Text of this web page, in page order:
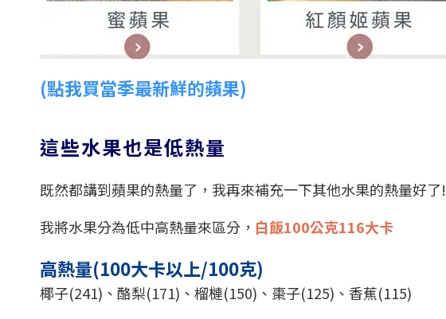
(點我買當季最新鮮的蘋果)
這些水果也是低熱量
既然都講到蘋果的熱量了，我再來補充一下其他水果的熱量好了!
我將水果分為低中高熱量來區分， 白飯100公克116大卡
高熱量(100大卡以上/100克)
椰子(241)、酪梨(171)、榴槤(150)、棗子(125)、香蕉(115)